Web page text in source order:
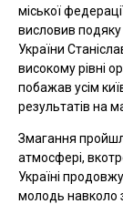
міської
висловив подяку
України
високому рівні
побажав усім
результатів на
Змагання
атмосфері,
Україні
молодь навколо